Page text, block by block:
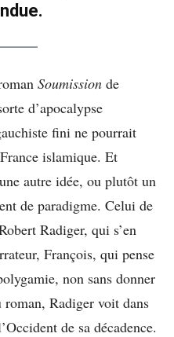
Soumission de
d’apocalypse
fini ne pourrait
islamique. Et
autre idée, ou plutôt un
de paradigme. Celui de
Radiger, qui s’en
François, qui pense
non sans donner
Radiger voit dans
de sa décadence.